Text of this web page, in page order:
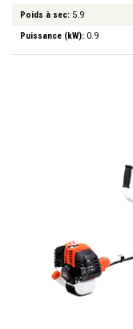
Poids à sec: 5.9
Puissance (kW): 0.9